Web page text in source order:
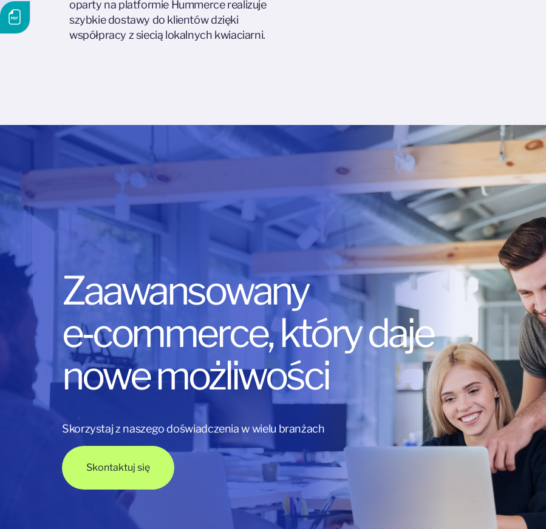
oparty na platformie Hummerce realizuje
szybkie dostawy do klientów dzięki
współpracy z siecią lokalnych kwiaciarni.
Zaawansowany
e‑commerce, który daje
nowe możliwości
Skorzystaj z naszego doświadczenia w wielu branżach
Skontaktuj się